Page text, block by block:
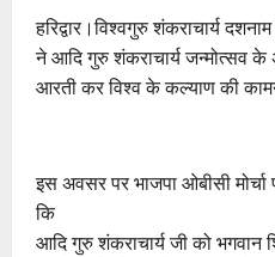
हरिद्वार।विश्वगुरु शंकराचार्य
ने आदि गुरु शंकराचार्य जन्मोत्सव
आरती कर विश्व के कल्याण की
इस अवसर पर भाजपा ओबीसी
कि
आदि गुरु शंकराचार्य जी को भगवान